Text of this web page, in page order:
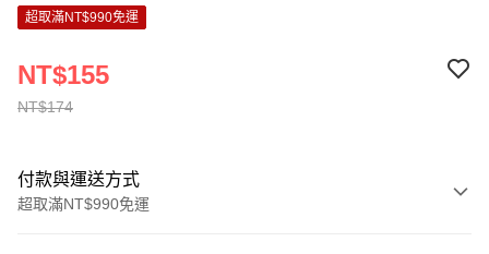
超取滿NT$990免運
NT$174
NT$155
付款與運送方式
超取滿NT$990免運